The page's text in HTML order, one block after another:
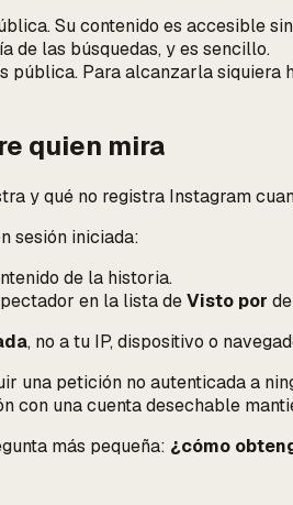
Su contenido es accesible
de las búsquedas, y es sencillo.
pública. Para alcanzarla siquiera
quien mira
y qué no registra Instagram
sesión iniciada:
de la historia.
en la lista deVisto por
, no a tu IP, dispositivo o
una petición no autenticada a
con una cuenta desechable
más pequeña: ¿cómo